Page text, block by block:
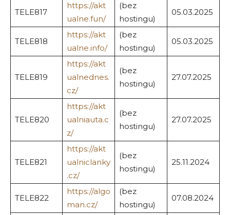
TELE817
https://akt
ualne.fun/
(bez
hostingu)
05.03.2025
TELE818
https://akt
ualne.info/
(bez
hostingu)
05.03.2025
TELE819
https://akt
ualnednes.
cz/
(bez
hostingu)
27.07.2025
TELE820
https://akt
ualniauta.c
z/
(bez
hostingu)
27.07.2025
TELE821
https://akt
ualniclanky
.cz/
(bez
hostingu)
25.11.2024
TELE822
https://algo
man.cz/
(bez
hostingu)
07.08.2024